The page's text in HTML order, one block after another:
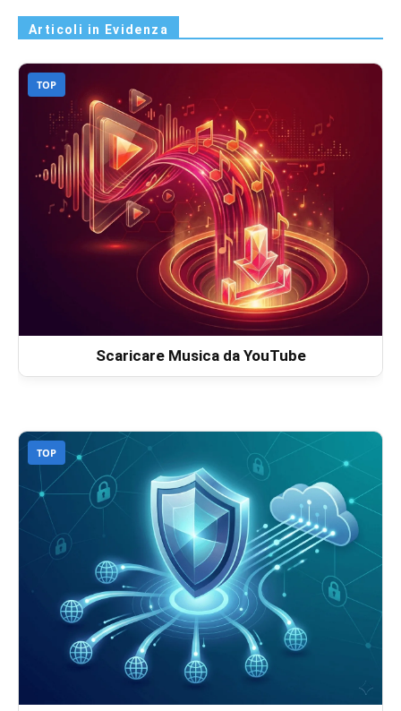
Articoli in Evidenza
TOP
Scaricare Musica da YouTube
TOP